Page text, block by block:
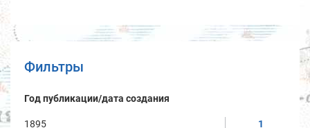
Фильтры
Год публикации/дата создания
1895 1